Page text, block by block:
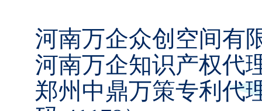
河南万企众创空间有
河南万企知识产权代
郑州中鼎万策专利代